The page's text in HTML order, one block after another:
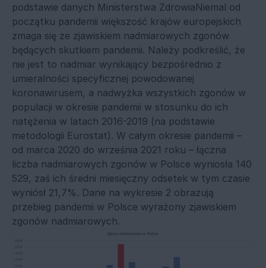
podstawie danych Ministerstwa ZdrowiaNiemal od
początku pandemii większość krajów europejskich
zmaga się ze zjawiskiem nadmiarowych zgonów
będących skutkiem pandemii. Należy podkreślić, że
nie jest to nadmiar wynikający bezpośrednio z
umieralności specyficznej powodowanej
koronawirusem, a nadwyżka wszystkich zgonów w
populacji w okresie pandemii w stosunku do ich
natężenia w latach 2016-2019 (na podstawie
metodologii Eurostat). W całym okresie pandemii –
od marca 2020 do września 2021 roku – łączna
liczba nadmiarowych zgonów w Polsce wyniosła 140
529, zaś ich średni miesięczny odsetek w tym czasie
wyniósł 21,7%. Dane na wykresie 2 obrazują
przebieg pandemii w Polsce wyrażony zjawiskiem
zgonów nadmiarowych.